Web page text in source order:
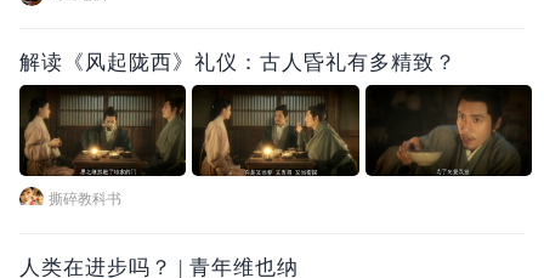
解读《风起陇西》礼仪：古人昏礼有多精致？
撕碎教科书
人类在进步吗？ | 青年维也纳